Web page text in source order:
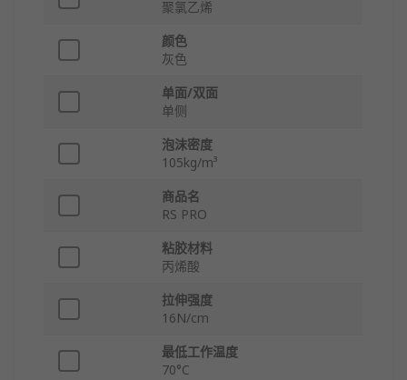
聚氯乙烯
颜色
灰色
单面/双面
单侧
泡沫密度
105kg/m³
商品名
RS PRO
粘胶材料
丙烯酸
拉伸强度
16N/cm
最低工作温度
70°C